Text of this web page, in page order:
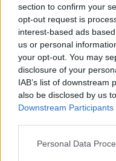
section to confirm your
opt-out request is
interest-based ads
us or personal
your opt-out. You may
disclosure of your
IAB’s list of downstream
also be disclosed by us
Downstream Participants
Personal Data
volt: a kislány,
kérdésekkel teli
vágyak be nem
meg nem
pedig maga a
utal a „benne